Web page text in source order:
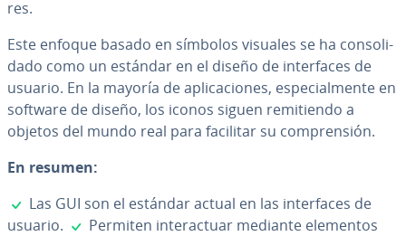
res.
Este enfoque basado en símbolos visuales se ha co­n­so­li­
da­do como un estándar en el diseño de in­te­r­fa­ces de
usuario. En la mayoría de apli­ca­cio­nes, es­pe­cia­l­me­n­te en
software de diseño, los iconos siguen re­mi­tie­n­do a
objetos del mundo real para facilitar su co­m­pre­n­sión.
En resumen:
✓
Las GUI son el estándar actual en las in­te­r­fa­ces de
usuario.
✓
Permiten in­ter­ac­tuar mediante elementos